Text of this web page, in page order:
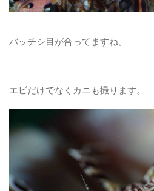
バッチシ目が合ってますね。
エビだけでなくカニも撮ります。